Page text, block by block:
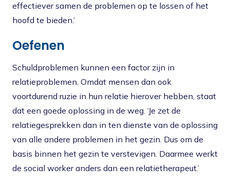
effectiever samen de problemen op te lossen of het
hoofd te bieden.’
Oefenen
Schuldproblemen kunnen een factor zijn in
relatieproblemen. Omdat mensen dan ook
voortdurend ruzie in hun relatie hierover hebben, staat
dat een goede oplossing in de weg. ‘Je zet de
relatiegesprekken dan in ten dienste van de oplossing
van alle andere problemen in het gezin. Dus om de
basis binnen het gezin te verstevigen. Daarmee werkt
de social worker anders dan een relatietherapeut.’